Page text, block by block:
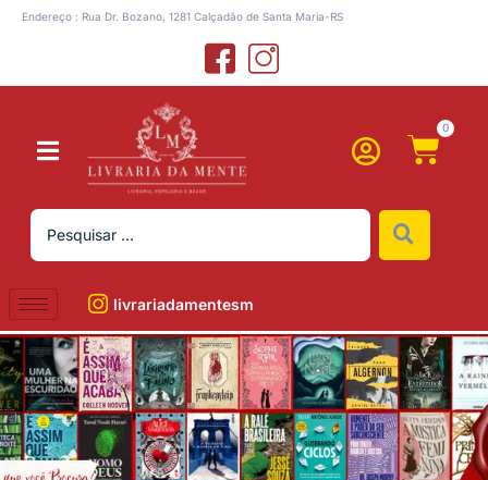
Endereço : Rua Dr. Bozano, 1281 Calçadão de Santa Maria-RS
0
livrariadamentesm